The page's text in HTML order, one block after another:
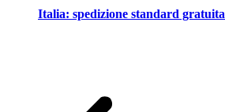
Italia: spedizione standard gratuita